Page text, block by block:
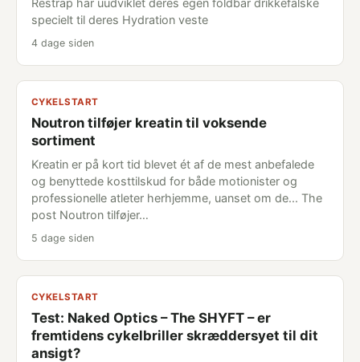
Restrap har uudviklet deres egen foldbar drikkefalske
specielt til deres Hydration veste
4 dage siden
CYKELSTART
Noutron tilføjer kreatin til voksende
sortiment
Kreatin er på kort tid blevet ét af de mest anbefalede
og benyttede kosttilskud for både motionister og
professionelle atleter herhjemme, uanset om de... The
post Noutron tilføjer…
5 dage siden
CYKELSTART
Test: Naked Optics – The SHYFT – er
fremtidens cykelbriller skræddersyet til dit
ansigt?